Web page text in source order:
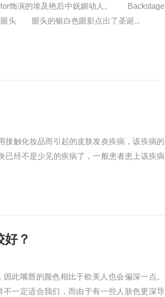
饰演的埃及艳后中妩媚动人。 Backstage
头 眼头的银白色眼影点出了圣诞...
接触化妆品而引起的皮肤发炎疾病，该疾病的
已经不是少见的疾病了，一般患者患上该疾病
？
此嘴唇的颜色相比于欧美人也会偏深一点。
不一定适合我们，而由于有一些人肤色更深导